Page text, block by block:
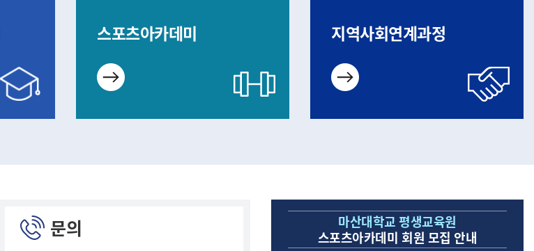
스포츠아카데미 지역사회연계과정
문의 배너
평생교육원 단축근무 안내
마산대학교 평생교육원
스포츠아카데미 회원 모집 안내